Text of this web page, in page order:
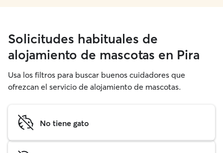
Solicitudes habituales de
alojamiento de mascotas en Pira
Usa los filtros para buscar buenos cuidadores que
ofrezcan el servicio de alojamiento de mascotas.
No tiene gato